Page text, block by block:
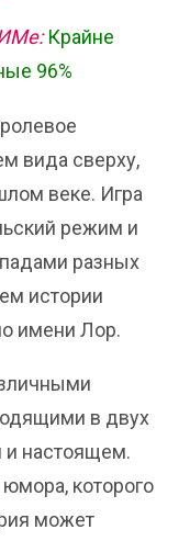
Крайне
96%
вида сверху,
веке. Игра
режим и
разных
истории
имени Лор.
в двух
и настоящем.
которого
может